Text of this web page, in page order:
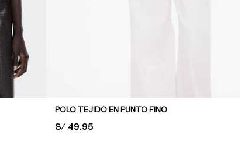
POLO TEJIDO EN PUNTO FINO
PRICE:
S/ 49.95